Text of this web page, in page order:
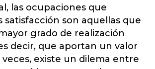
las ocupaciones que
satisfacción son aquellas que
grado de realización
decir, que aportan un valor
existe un dilema entre